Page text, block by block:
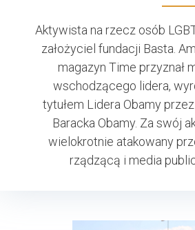
Aktywista na rzecz osób
założyciel fundacji Basta.
magazyn Time przyznał
wschodzącego lidera,
tytułem Lidera Obamy
Baracka Obamy. Za swój
wielokrotnie atakowany
rządzącą i media